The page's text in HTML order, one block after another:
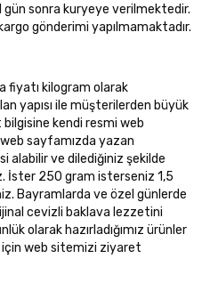
gün sonra kuryeye verilmektedir.
gönderimi yapılmamaktadır.
fiyatı kilogram olarak
yapısı ile müşterilerden büyük
kendi resmi web
sayfamızda yazan
alabilir ve dilediğiniz şekilde
İster 250 gram isterseniz 1,5
Bayramlarda ve özel günlerde
cevizli baklava lezzetini
olarak hazırladığımız ürünler
için web sitemizi ziyaret